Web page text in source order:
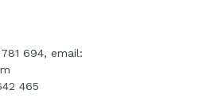
694, email:
465